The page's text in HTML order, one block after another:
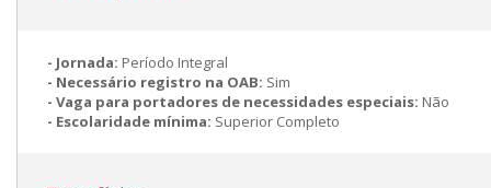
Jornada: Período Integral
Necessário registro na OAB: Sim
Vaga para portadores de necessidades especiais: Não
Escolaridade mínima: Superior Completo